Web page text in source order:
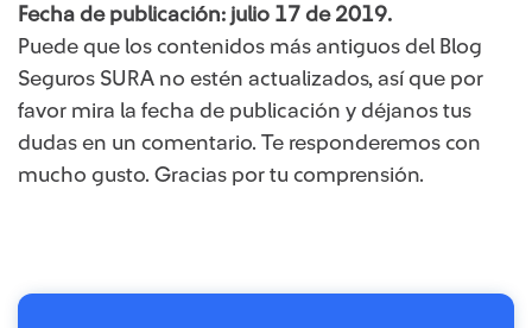
Fecha de publicación: julio 17 de 2019.
Puede que los contenidos más antiguos del Blog
Seguros SURA no estén actualizados, así que por
favor mira la fecha de publicación y déjanos tus
dudas en un comentario. Te responderemos con
mucho gusto. Gracias por tu comprensión.​​​​